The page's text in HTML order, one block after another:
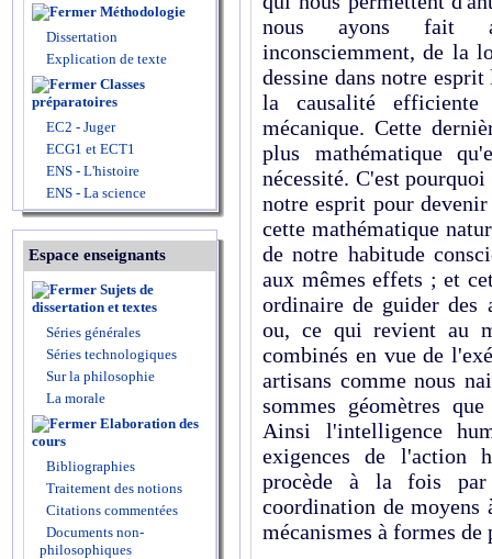
Méthodologie
Dissertation
Explication de texte
Classes
préparatoires
EC2 - Juger
ECG1 et ECT1
ENS - L'histoire
ENS - La science
Espace enseignants
Sujets de
dissertation et textes
Séries générales
Séries technologiques
Sur la philosophie
La morale
Elaboration des
cours
Bibliographies
Traitement des notions
Citations commentées
Documents non-
philosophiques
nous ayons fait
inconsciemment, de la
dessine dans notre
la causalité
mécanique. Cette
plus mathématique
nécessité. C'est
notre esprit pour
cette mathématique
de notre habitude
aux mêmes effets ; et
ordinaire de guider des
ou, ce qui revient au
combi­nés en vue de
artisans comme nous
sommes géomètres
Ainsi l'intelligence
exigences de l'action
procède à la fois
coordination de moyens
mécanismes à formes